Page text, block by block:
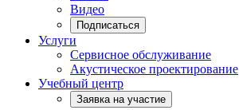
Видео
Подписаться
Услуги
Сервисное обслуживание
Акустическое проектирование
Учебный центр
Заявка на участие